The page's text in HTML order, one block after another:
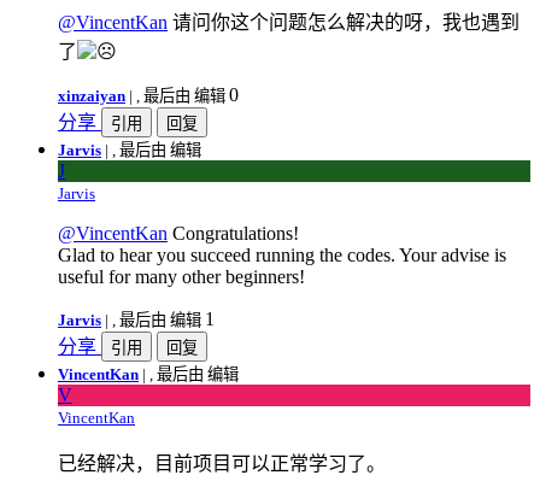
@VincentKan 请问你这个问题怎么解决的呀，我也遇到
了
xinzaiyan | , 最后由 编辑 0
分享
引用
回复
Jarvis | , 最后由 编辑
J
Jarvis
@VincentKan Congratulations!
Glad to hear you succeed running the codes. Your advise is
useful for many other beginners!
Jarvis | , 最后由 编辑 1
分享
引用
回复
VincentKan | , 最后由 编辑
V
VincentKan
已经解决，目前项目可以正常学习了。